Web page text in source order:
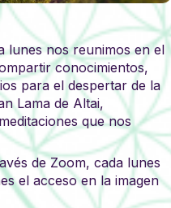
lunes nos reunimos en el
conocimientos,
para el despertar de la
Lama de Altai,
que nos
de Zoom, cada lunes
el acceso en la imagen